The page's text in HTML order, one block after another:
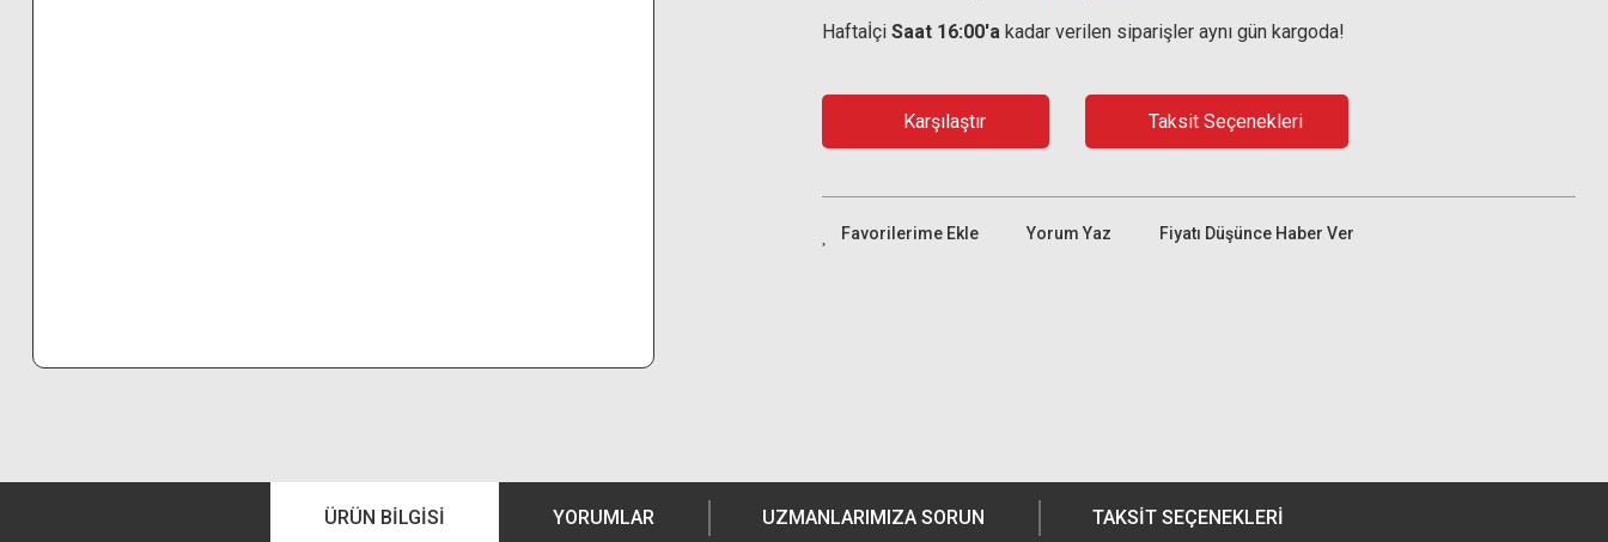
Haftaİçi Saat 16:00'a kadar verilen siparişler aynı gün kargoda!
Karşılaştır Taksit Seçenekleri
Yorum Yaz Fiyatı Düşünce Haber Ver
ÜRÜN BILGISI YORUMLAR UZMANLARIMIZA SORUN TAKSIT SEÇENEKLERI